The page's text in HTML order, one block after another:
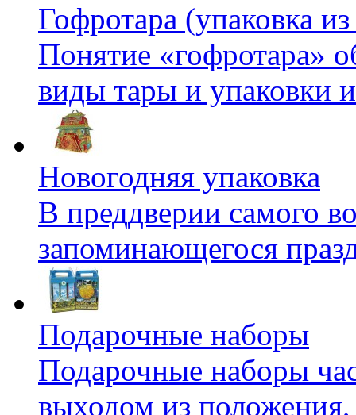
Гофротара (упаковка
Понятие «гофротара»
виды тары и упаковки
Новогодняя упаковка
В преддверии самого
запоминающегося
Подарочные наборы
Подарочные наборы
выходом из положения,